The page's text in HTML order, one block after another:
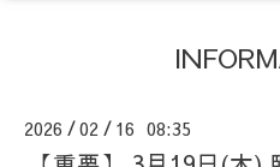
2026 /02 / 16 08:35